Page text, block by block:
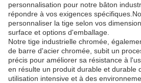
personnalisation pour notre bâton
répondre à vos exigences
personnaliser la tige selon vos
surface et options d'emballage.
Notre tige industrielle chromée,
de barre d'acier chromée, subit un
précis pour améliorer sa résistance à
en résulte un produit durable et durable
utilisation intensive et à des